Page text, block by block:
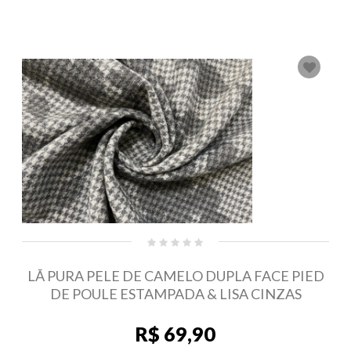
LÃ PURA PELE DE CAMELO DUPLA FACE PIED
DE POULE ESTAMPADA & LISA CINZAS
R$ 69,90